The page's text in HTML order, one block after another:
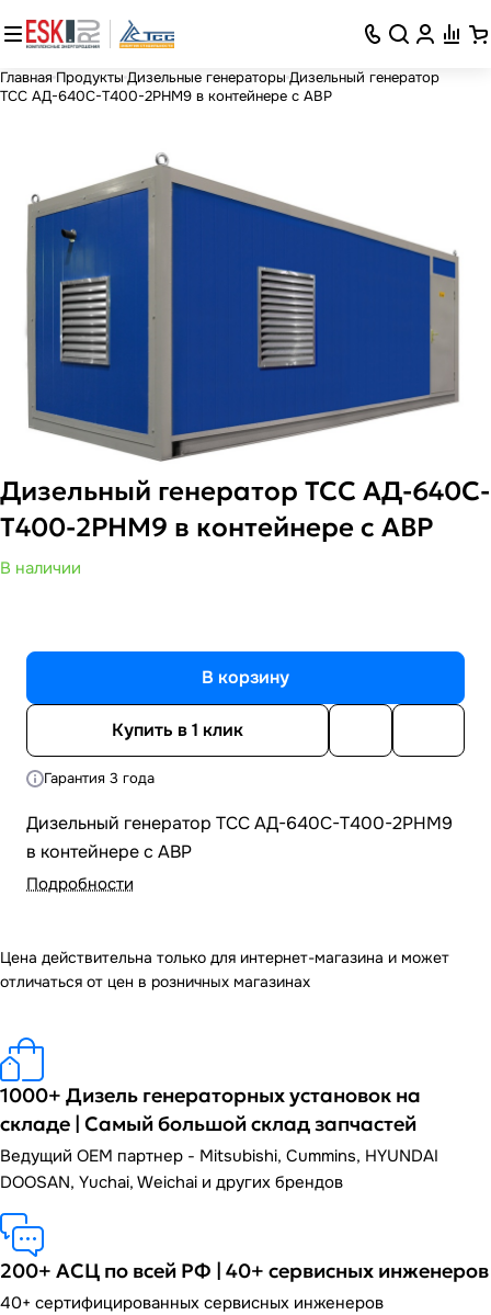
Главная Продукты Дизельные генераторы Дизельный генератор
ТСС АД-640С-Т400-2РНМ9 в контейнере с АВР
Дизельный генератор ТСС АД-640С-
Т400-2РНМ9 в контейнере с АВР
В наличии
В корзину
Купить в 1 клик
Гарантия 3 года
Дизельный генератор ТСС АД-640С-Т400-2РНМ9
в контейнере с АВР
Подробности
Цена действительна только для интернет-магазина и может
отличаться от цен в розничных магазинах
1000+ Дизель генераторных установок на
складе | Самый большой склад запчастей
Ведущий OEM партнер - Mitsubishi, Cummins, HYUNDAI
DOOSAN, Yuchai, Weichai и других брендов
200+ АСЦ по всей РФ | 40+ сервисных инженеров
40+ сертифицированных сервисных инженеров